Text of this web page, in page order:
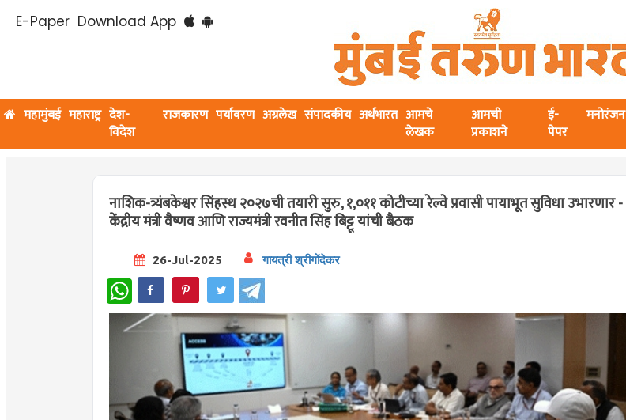
E-Paper Download App
महामुंबई महाराष्ट्र देश-
विदेश
राजकारण पर्यावरण अग्रलेख संपादकीय अर्थभारत आमचे
लेखक
आमची
प्रकाशने
ई-
पेपर
मनोरंजन
नाशिक-त्र्यंबकेश्वर सिंहस्थ २०२७ची तयारी सुरु, १,०११ कोटीच्या रेल्वे प्रवासी पायाभूत सुविधा उभारणार -
केंद्रीय मंत्री वैष्णव आणि राज्यमंत्री रवनीत सिंह बिट्टू यांची बैठक
26-Jul-2025 गायत्री श्रीगोंदेकर
WhatsApp